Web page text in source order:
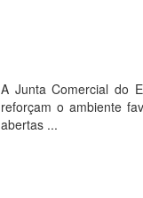
A Junta Comercial do
reforçam o ambiente
abertas ...